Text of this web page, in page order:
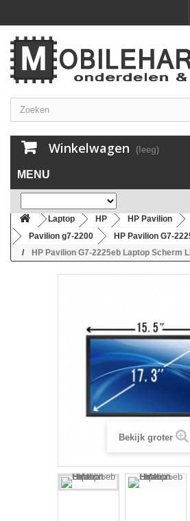
Winkelwagen (leeg)
MENU
Laptop HP HP Pavilion
Pavilion g7-2200
HP Pavilion G7-
HP Pavilion G7-2225eb Laptop Scherm
Bekijk groter